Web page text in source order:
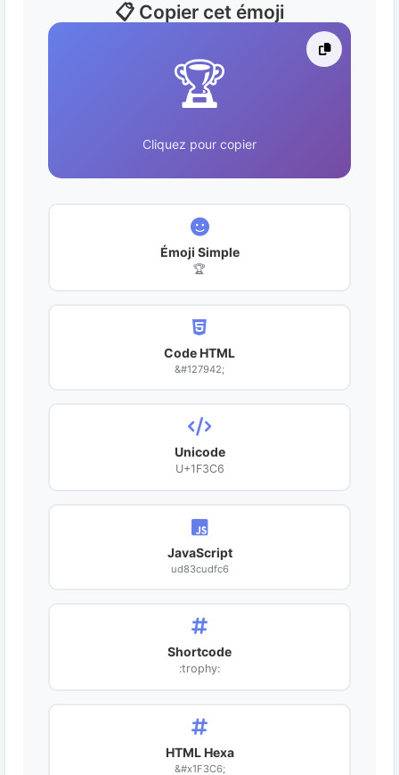
📋 Copier cet émoji
🏆
Cliquez pour copier
Émoji Simple
🏆
Code HTML
&#127942;
Unicode
U+1F3C6
JavaScript
ud83cudfc6
Shortcode
:trophy:
HTML Hexa
&#x1F3C6;